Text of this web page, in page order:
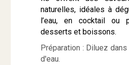
naturelles, idéales à
l’eau, en cocktail ou
desserts et boissons.
Préparation : Diluez
d'eau.